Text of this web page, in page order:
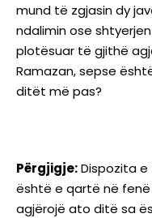
mund të zgjasin dy
ndalimin ose
plotësuar të gjithë
Ramazan, sepse
ditët më pas?
Përgjigje:Dispozita
është e qartë në fenë
agjërojë ato ditë sa